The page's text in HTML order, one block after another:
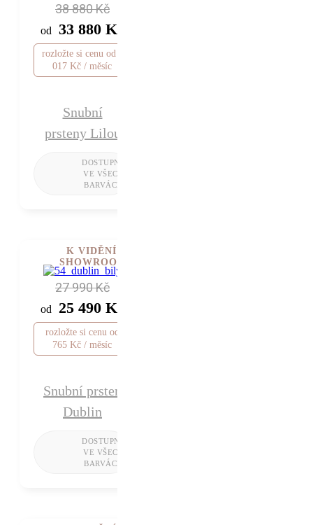
38 880 Kč
od 33 880 Kč
rozložte si cenu od 1
017 Kč / měsíc
Snubní
prsteny Lilou
27 990 Kč
od 25 490 Kč
rozložte si cenu od
765 Kč / měsíc
Snubní prsten
Dublin
K VIDĚNÍ V
SHOWROOMU